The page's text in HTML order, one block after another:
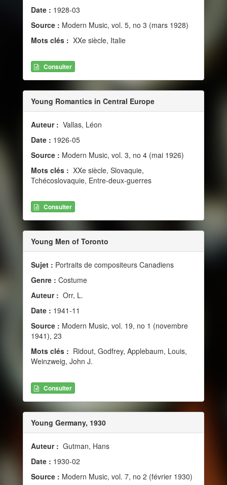
Date : 1928-03
Source : Modern Music, vol. 5, no 3 (mars 1928)
Mots clés : XXe siècle, Italie
Consulter
Young Romantics in Central Europe
Auteur : Vallas, Léon
Date : 1926-05
Source : Modern Music, vol. 3, no 4 (mai 1926)
Mots clés : XXe siècle, Slovaquie,
Tchécoslovaquie, Entre-deux-guerres
Consulter
Young Men of Toronto
Sujet : Portraits de compositeurs Canadiens
Genre : Costume
Auteur : Orr, L.
Date : 1941-11
Source : Modern Music, vol. 19, no 1 (novembre
1941), 23
Mots clés : Ridout, Godfrey, Applebaum, Louis,
Weinzweig, John J.
Consulter
Young Germany, 1930
Auteur : Gutman, Hans
Date : 1930-02
Source : Modern Music, vol. 7, no 2 (février 1930)